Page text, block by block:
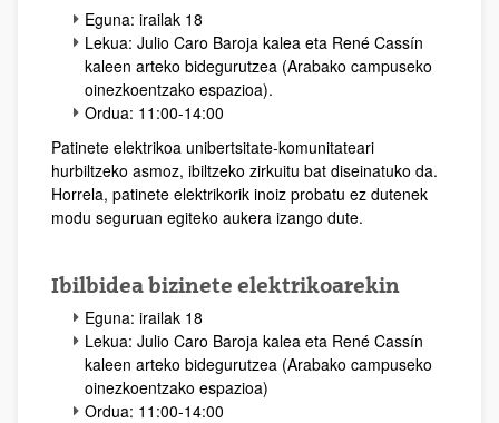
Eguna: irailak 18
Lekua: Julio Caro Baroja kalea eta René Cassín
kaleen arteko bidegurutzea (Arabako campuseko
oinezkoentzako espazioa).
Ordua: 11:00-14:00
Patinete elektrikoa unibertsitate-komunitateari
hurbiltzeko asmoz, ibiltzeko zirkuitu bat diseinatuko da.
Horrela, patinete elektrikorik inoiz probatu ez dutenek
modu seguruan egiteko aukera izango dute.
Ibilbidea bizinete elektrikoarekin
Eguna: irailak 18
Lekua: Julio Caro Baroja kalea eta René Cassín
kaleen arteko bidegurutzea (Arabako campuseko
oinezkoentzako espazioa)
Ordua: 11:00-14:00